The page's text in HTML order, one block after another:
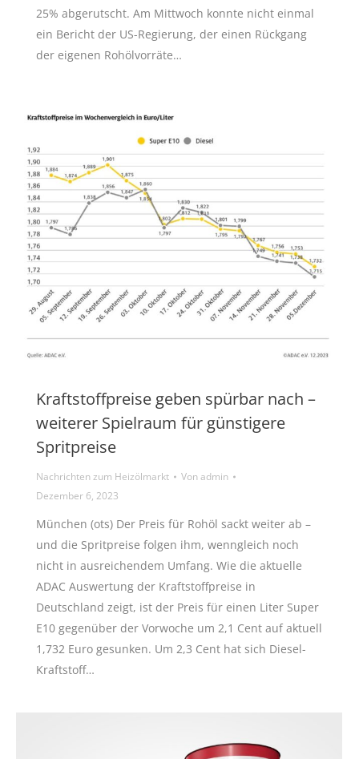
25% abgerutscht. Am Mittwoch konnte nicht einmal
ein Bericht der US-Regierung, der einen Rückgang
der eigenen Rohölvorräte…
Kraftstoffpreise geben spürbar nach –
weiterer Spielraum für günstigere
Spritpreise
Nachrichten zum Heizölmarkt Vonadmin
Dezember 6, 2023
München (ots) Der Preis für Rohöl sackt weiter ab –
und die Spritpreise folgen ihm, wenngleich noch
nicht in ausreichendem Umfang. Wie die aktuelle
ADAC Auswertung der Kraftstoffpreise in
Deutschland zeigt, ist der Preis für einen Liter Super
E10 gegenüber der Vorwoche um 2,1 Cent auf aktuell
1,732 Euro gesunken. Um 2,3 Cent hat sich Diesel-
Kraftstoff…